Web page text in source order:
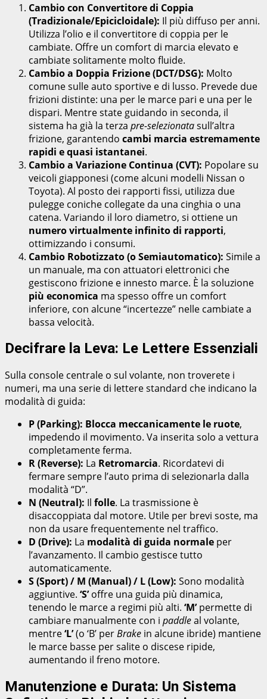
Cambio con Convertitore di Coppia
(Tradizionale/Epicicloidale): Il più diffuso per anni.
Utilizza l’olio e il convertitore di coppia per le
cambiate. Offre un comfort di marcia elevato e
cambiate solitamente molto fluide.
Cambio a Doppia Frizione (DCT/DSG): Molto
comune sulle auto sportive e di lusso. Prevede due
frizioni distinte: una per le marce pari e una per le
dispari. Mentre state guidando in seconda, il
sistema ha già la terza pre-selezionatasull’altra
frizione, garantendo cambi marcia estremamente
rapidi e quasi istantanei.
Cambio a Variazione Continua (CVT): Popolare su
veicoli giapponesi (come alcuni modelli Nissan o
Toyota). Al posto dei rapporti fissi, utilizza due
pulegge coniche collegate da una cinghia o una
catena. Variando il loro diametro, si ottiene un
numero virtualmente infinito di rapporti,
ottimizzando i consumi.
Cambio Robotizzato (o Semiautomatico): Simile a
un manuale, ma con attuatori elettronici che
gestiscono frizione e innesto marce. È la soluzione
più economica ma spesso offre un comfort
inferiore, con alcune “incertezze” nelle cambiate a
bassa velocità.
Decifrare la Leva: Le Lettere Essenziali
Sulla console centrale o sul volante, non troverete i
numeri, ma una serie di lettere standard che indicano la
modalità di guida:
P (Parking): Blocca meccanicamente le ruote,
impedendo il movimento. Va inserita solo a vettura
completamente ferma.
R (Reverse): La Retromarcia. Ricordatevi di
fermare sempre l’auto prima di selezionarla dalla
modalità “D”.
N (Neutral): Il folle. La trasmissione è
disaccoppiata dal motore. Utile per brevi soste, ma
non da usare frequentemente nel traffico.
D (Drive): La modalità di guida normale per
l’avanzamento. Il cambio gestisce tutto
automaticamente.
S (Sport) / M (Manual) / L (Low): Sono modalità
aggiuntive. ‘S’offre una guida più dinamica,
tenendo le marce a regimi più alti. ‘M’permette di
cambiare manualmente con i paddleal volante,
mentre‘L’(o ‘B’ perBrake in alcune ibride) mantiene
le marce basse per salite o discese ripide,
aumentando il freno motore.
Manutenzione e Durata: Un Sistema